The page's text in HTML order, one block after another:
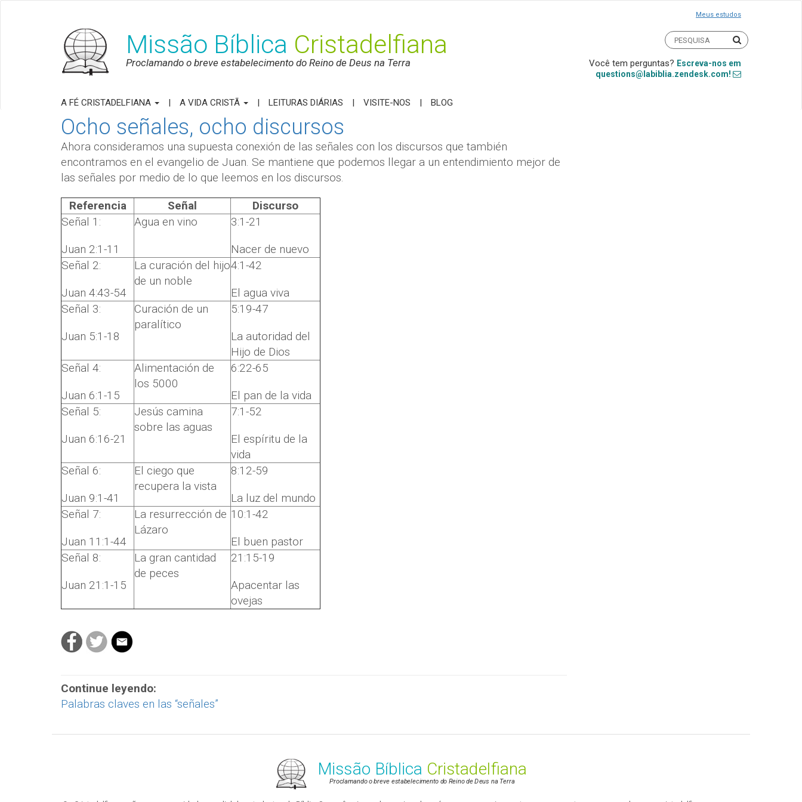
Missão Bíblica Cristadelfiana
Proclamando o breve estabelecimento do Reino de Deus na Terra
Meus estudos
Você tem perguntas? Escreva-nos em
questions@labiblia.zendesk.com!
A FÉ CRISTADELFIANA A VIDA CRISTÃ LEITURAS DIÁRIAS VISITE-NOS BLOG
Ocho señales, ocho discursos
Ahora consideramos una supuesta conexión de las señales con los discursos que también
encontramos en el evangelio de Juan. Se mantiene que podemos llegar a un entendimiento mejor de
las señales por medio de lo que leemos en los discursos.
Referencia Señal
Discurso
Señal 1:
Juan 2:1-11
Agua en vino
3:1-21
Nacer de nuevo
Señal 2:
Juan 4:43-54
La curación del hijo
de un noble
4:1-42
El agua viva
Señal 3:
Juan 5:1-18
Curación de un
paralítico
5:19-47
La autoridad del
Hijo de Dios
Señal 4:
Juan 6:1-15
Alimentación de
los 5000
6:22-65
El pan de la vida
Señal 5:
Juan 6:16-21
Jesús camina
sobre las aguas
7:1-52
El espíritu de la
vida
Señal 6:
Juan 9:1-41
El ciego que
recupera la vista
8:12-59
La luz del mundo
Señal 7:
Juan 11:1-44
La resurrección de
Lázaro
10:1-42
El buen pastor
Señal 8:
Juan 21:1-15
La gran cantidad
de peces
21:15-19
Apacentar las
ovejas
Continue leyendo:
Palabras claves en las “señales”
Missão Bíblica Cristadelfiana
Proclamando o breve estabelecimento do Reino de Deus na Terra